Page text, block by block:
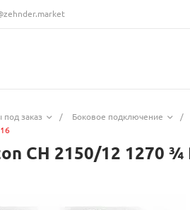
заказ / Боковое подключение /
CH 2150/12 1270 ¾